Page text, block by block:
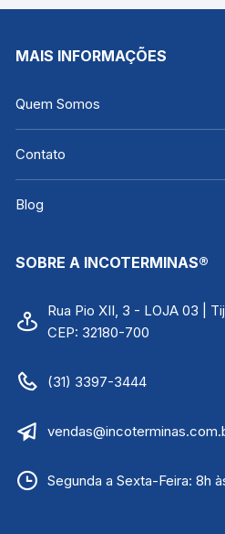
MAIS INFORMAÇÕES
Quem Somos
Contato
Blog
SOBRE A INCOTERMINAS®
Rua Pio XII, 3 - LOJA 03 |
CEP: 32180-700
(31) 3397-3444
Segunda a Sexta-Feira: 8h